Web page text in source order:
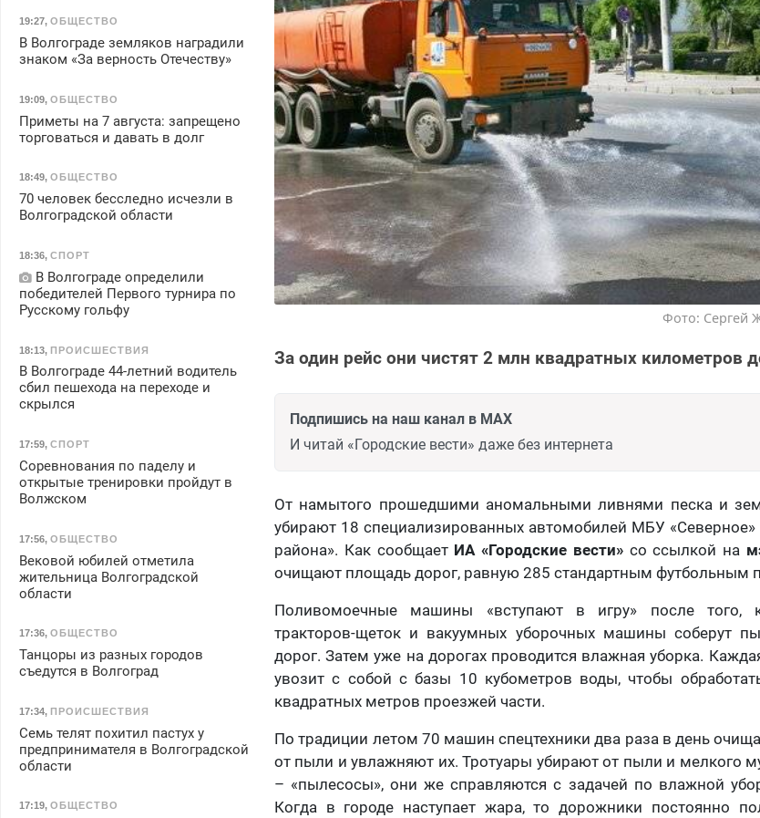
Фото: Сергей
За один рейс они чистят 2 млн квадратных километров
Подпишись на наш канал в MAX
И читай «Городские вести» даже без интернета
От намытого прошедшими аномальными ливнями песка и
убирают 18 специализированных автомобилей МБУ
района». Как сообщает ИА «Городские вести»со ссылкой на
очищают площадь дорог, равную 285 стандартным футбольным
Поливомоечные машины «вступают в игру» после того,
тракторов-щеток и вакуумных уборочных машины соберут
дорог. Затем уже на дорогах проводится влажная уборка.
увозит с собой с базы 10 кубометров воды, чтобы
квадратных метров проезжей части.
По традиции летом 70 машин спецтехники два раза в день
от пыли и увлажняют их. Тротуары убирают от пыли и мелкого
– «пылесосы», они же справляются с задачей по влажной
Когда в городе наступает жара, то дорожники постоянно
19:27, ОБЩЕСТВО
В Волгограде земляков наградили
знаком «За верность Отечеству»
19:09, ОБЩЕСТВО
Приметы на 7 августа: запрещено
торговаться и давать в долг
18:49, ОБЩЕСТВО
70 человек бесследно исчезли в
Волгоградской области
18:36, СПОРТ
В Волгограде определили
победителей Первого турнира по
Русскому гольфу
18:13, ПРОИСШЕСТВИЯ
В Волгограде 44-летний водитель
сбил пешехода на переходе и
скрылся
17:59, СПОРТ
Соревнования по паделу и
открытые тренировки пройдут в
Волжском
17:56, ОБЩЕСТВО
Вековой юбилей отметила
жительница Волгоградской
области
17:36, ОБЩЕСТВО
Танцоры из разных городов
съедутся в Волгоград
17:34, ПРОИСШЕСТВИЯ
Семь телят похитил пастух у
предпринимателя в Волгоградской
области
17:19, ОБЩЕСТВО